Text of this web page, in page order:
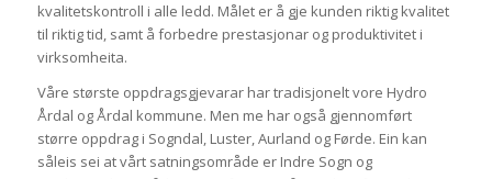
kvalitetskontroll i alle ledd. Målet er å gje kunden riktig kvalitet
til riktig tid, samt å forbedre prestasjonar og produktivitet i
virksomheita.
Våre største oppdragsgjevarar har tradisjonelt vore Hydro
Årdal og Årdal kommune. Men me har også gjennomført
større oppdrag i Sogndal, Luster, Aurland og Førde. Ein kan
såleis sei at vårt satningsområde er Indre Sogn og